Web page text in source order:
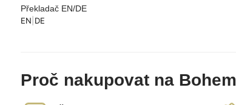
Překladač EN/DE
EN DE
Proč nakupovat na